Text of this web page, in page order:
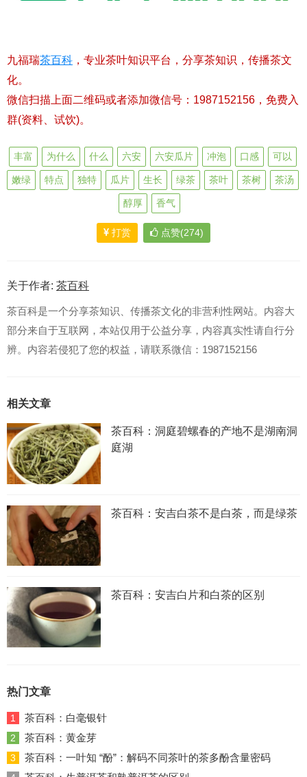
九福瑞茶百科 ，专业茶叶知识平台，分享茶知识，传播茶文
化。
微信扫描上面二维码或者添加微信号：1987152156，免费入
群(资料、试饮)。
丰富 为什么 什么 六安 六安瓜片 冲泡 口感 可以
嫩绿 特点 独特 瓜片 生长 绿茶 茶叶 茶树 茶汤
醇厚 香气
打赏 点赞(274)
关于作者: 茶百科
茶百科是一个分享茶知识、传播茶文化的非营利性网站。内容大
部分来自于互联网，本站仅用于公益分享，内容真实性请自行分
辨。内容若侵犯了您的权益，请联系微信：1987152156
相关文章
茶百科：洞庭碧螺春的产地不是湖南洞
庭湖
茶百科：安吉白茶不是白茶，而是绿茶
茶百科：安吉白片和白茶的区别
热门文章
1 茶百科：白毫银针
2 茶百科：黄金芽
3 茶百科：一叶知 “酚”：解码不同茶叶的茶多酚含量密码